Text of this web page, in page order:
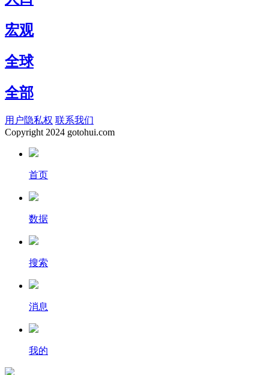
宏观
全球
全部
用户隐私权 联系我们
Copyright 2024 gotohui.com
首页
数据
搜索
消息
我的